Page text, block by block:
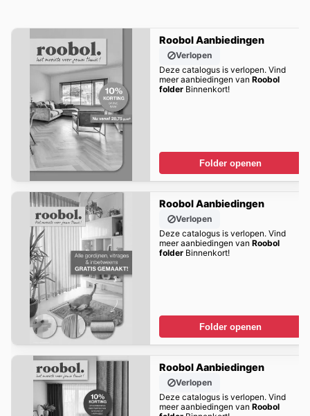
Roobol Aanbiedingen
Verlopen
Deze catalogus is verlopen. Vind
meer aanbiedingen van Roobol
folderBinnenkort!
Folder openen
Roobol Aanbiedingen
Verlopen
Deze catalogus is verlopen. Vind
meer aanbiedingen van Roobol
folderBinnenkort!
Folder openen
Roobol Aanbiedingen
Verlopen
Deze catalogus is verlopen. Vind
meer aanbiedingen van Roobol